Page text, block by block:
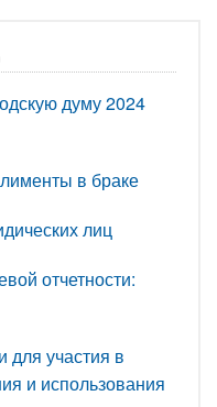
думу 2024
в браке
лиц
отчетности:
для участия в
и использования